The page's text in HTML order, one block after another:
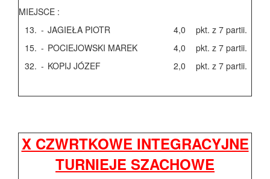
MIEJSCE :
13. - JAGIEŁA PIOTR 4,0
pkt. z 7 partii.
15. - POCIEJOWSKI MAREK 4,0
pkt. z 7 partii.
32. - KOPIJ JÓZEF 2,0 pkt. z 7 partii.
X CZWRTKOWE INTEGRACYJNE
TURNIEJE SZACHOWE